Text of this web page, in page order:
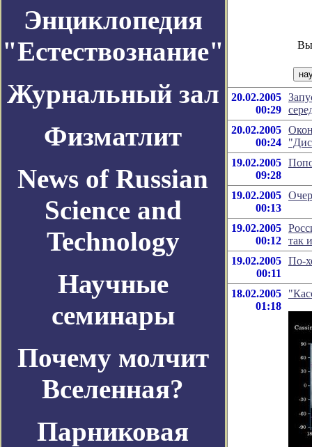
Энциклопедия
"Естествознание"
Журнальный зал
Физматлит
News of Russian
Science and
Technology
Научные
семинары
Почему молчит
Вселенная?
Парниковая
20.02.2005
00:29
20.02.2005
00:24
19.02.2005
09:28
19.02.2005
00:13
19.02.2005
00:12 так
19.02.2005
00:11
По-
18.02.2005
01:18